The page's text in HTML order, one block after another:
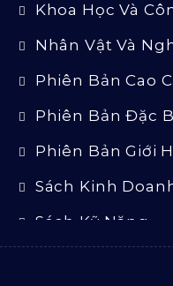
Khoa Học Và
Nhân Vật Và
Phiên Bản Cao
Phiên Bản Đặc
Phiên Bản Giới
Sách Kinh
Sách Kỹ Năng